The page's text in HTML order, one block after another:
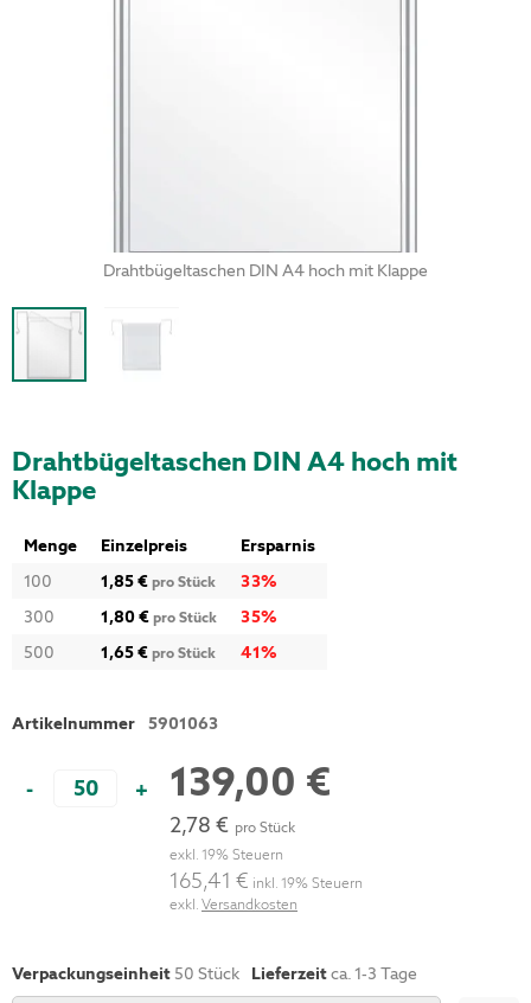
Drahtbügeltaschen DIN A4 hoch mit
Klappe
Menge Einzelpreis
Ersparnis
100
1,85 €pro Stück 33%
300
1,80 €pro Stück 35%
500
1,65 €pro Stück 41%
Artikelnummer 5901063
- + 139,00 €
2,78 € pro Stück
exkl. 19% Steuern
165,41 € inkl. 19% Steuern
exkl.Versandkosten
Verpackungseinheit 50 Stück Lieferzeitca. 1-3 Tage
Drahtbügeltaschen DIN A4 hoch mit Klappe